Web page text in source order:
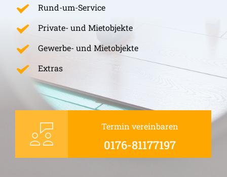
Rund-um-Service
Private- und Mietobjekte
Gewerbe- und Mietobjekte
Extras
Termin vereinbaren
0176-81177197